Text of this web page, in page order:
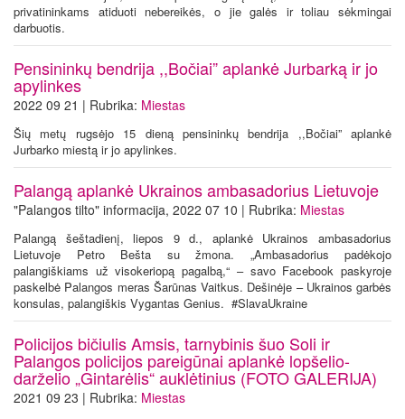
privatininkams atiduoti nebereikės, o jie galės ir toliau sėkmingai
darbuotis.
Pensininkų bendrija ,,Bočiai” aplankė Jurbarką ir jo
apylinkes
2022 09 21 | Rubrika: Miestas
Šių metų rugsėjo 15 dieną pensininkų bendrija ,,Bočiai” aplankė
Jurbarko miestą ir jo apylinkes.
Palangą aplankė Ukrainos ambasadorius Lietuvoje
"Palangos tilto" informacija, 2022 07 10 | Rubrika: Miestas
Palangą šeštadienį, liepos 9 d., aplankė Ukrainos ambasadorius
Lietuvoje Petro Bešta su žmona. „Ambasadorius padėkojo
palangiškiams už visokeriopą pagalbą,“ – savo Facebook paskyroje
paskelbė Palangos meras Šarūnas Vaitkus. Dešinėje – Ukrainos garbės
konsulas, palangiškis Vygantas Genius. #SlavaUkraine
Policijos bičiulis Amsis, tarnybinis šuo Soli ir
Palangos policijos pareigūnai aplankė lopšelio-
darželio „Gintarėlis“ auklėtinius (FOTO GALERIJA)
2021 09 23 | Rubrika: Miestas